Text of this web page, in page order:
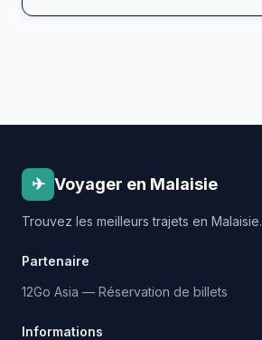
✈ Voyager en Malaisie
Trouvez les meilleurs trajets en Malaisie.
Partenaire
12Go Asia — Réservation de billets
Informations